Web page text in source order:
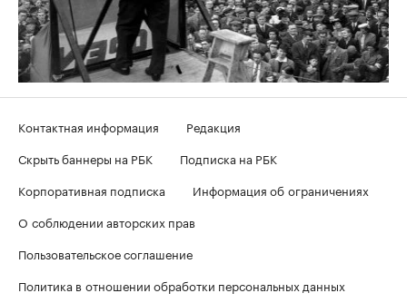
Контактная информация
Редакция
Скрыть баннеры на РБК
Подписка на РБК
Корпоративная подписка
Информация об ограничениях
О соблюдении авторских прав
Пользовательское соглашение
Политика в отношении обработки персональных данных